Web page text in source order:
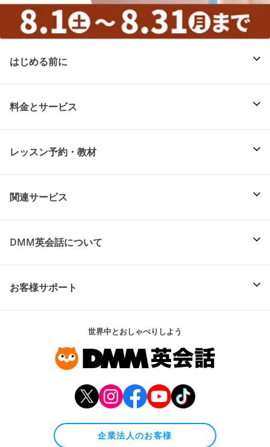
はじめる前に
料金とサービス
レッスン予約・教材
関連サービス
DMM英会話について
お客様サポート
世界中とおしゃべりしよう
企業法人のお客様